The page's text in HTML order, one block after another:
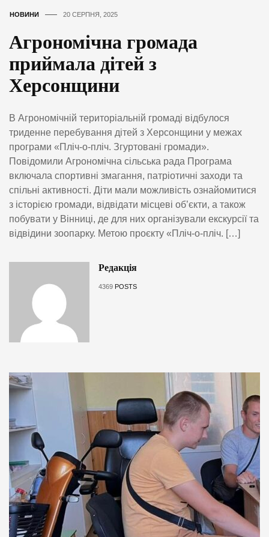
НОВИНИ 20 СЕРПНЯ, 2025
Агрономічна громада
приймала дітей з
Херсонщини
В Агрономічній територіальній громаді відбулося
триденне перебування дітей з Херсонщини у межах
програми «Пліч-о-пліч. Згуртовані громади».
Повідомили Агрономічна сільська рада Програма
включала спортивні змагання, патріотичні заходи та
спільні активності. Діти мали можливість ознайомитися
з історією громади, відвідати місцеві об’єкти, а також
побувати у Вінниці, де для них організували екскурсії та
відвідини зоопарку. Метою проєкту «Пліч-о-пліч. […]
Редакція
4369 POSTS